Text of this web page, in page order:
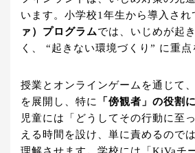
います。小学校1年生から導入され
ァ）プログラムでは、いじめが起
く、 “起きない環境づくり” に重点
授業とオンラインゲームを通じて
を展開し、特に
「傍観者」の役割
児童には「どうしてその行動に至
える時間を設け、単に責めるので